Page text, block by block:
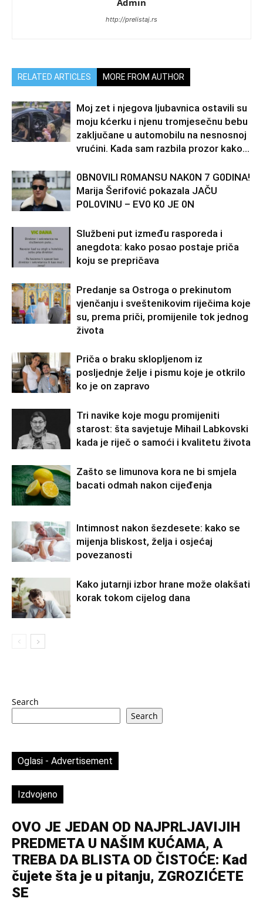
Admin
http://prelistaj.rs
RELATED ARTICLES MORE FROM AUTHOR
Moj zet i njegova ljubavnica ostavili su
moju kćerku i njenu tromjesečnu bebu
zaključane u automobilu na nesnosnoj
vrućini. Kada sam razbila prozor kako...
0BN0VlLl R0MANSU NAK0N 7 G0DlNA!
Marija Šerifović pokazala JAČU
P0L0VINU – EV0 K0 JE 0N
Službeni put između rasporeda i
anegdota: kako posao postaje priča
koju se prepričava
Predanje sa Ostroga o prekinutom
vjenčanju i sveštenikovim riječima koje
su, prema priči, promijenile tok jednog
života
Priča o braku sklopljenom iz
posljednje želje i pismu koje je otkrilo
ko je on zapravo
Tri navike koje mogu promijeniti
starost: šta savjetuje Mihail Labkovski
kada je riječ o samoći i kvalitetu života
Zašto se limunova kora ne bi smjela
bacati odmah nakon cijeđenja
Intimnost nakon šezdesete: kako se
mijenja bliskost, želja i osjećaj
povezanosti
Kako jutarnji izbor hrane može olakšati
korak tokom cijelog dana
Search
Search
Oglasi - Advertisement
Izdvojeno
OVO JE JEDAN OD NAJPRLJAVIJIH
PREDMETA U NAŠIM KUĆAMA, A
TREBA DA BLISTA OD ČISTOĆE: Kad
čujete šta je u pitanju, ZGROZIĆETE
SE